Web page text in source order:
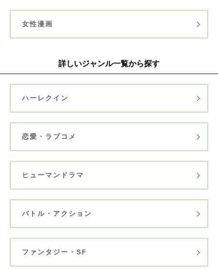
女性漫画
詳しいジャンル一覧から探す
ハーレクイン
恋愛・ラブコメ
ヒューマンドラマ
バトル・アクション
ファンタジー・SF